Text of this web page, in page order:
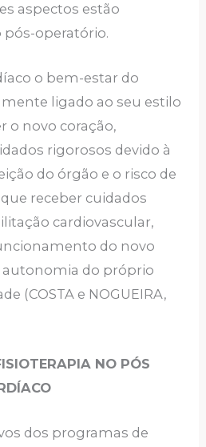
aspectos estão
pós-operatório.
o bem-estar do
ligado ao seu estilo
o novo coração,
rigorosos devido à
do órgão e o risco de
receber cuidados
cardiovascular,
do novo
do próprio
(COSTA e NOGUEIRA,
NO PÓS
dos programas de